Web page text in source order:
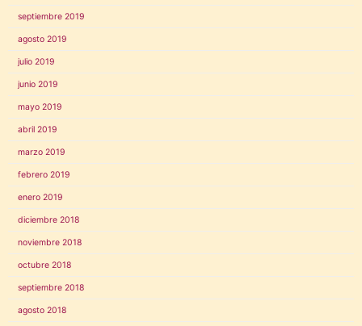
septiembre 2019
agosto 2019
julio 2019
junio 2019
mayo 2019
abril 2019
marzo 2019
febrero 2019
enero 2019
diciembre 2018
noviembre 2018
octubre 2018
septiembre 2018
agosto 2018